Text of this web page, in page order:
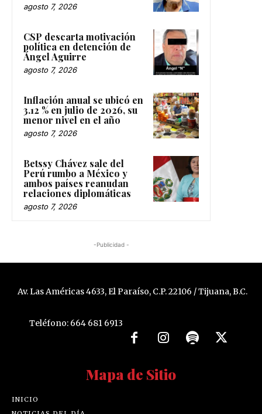
agosto 7, 2026
CSP descarta motivación
política en detención de
Ángel Aguirre
agosto 7, 2026
Inflación anual se ubicó en
3.12 % en julio de 2026, su
menor nivel en el año
agosto 7, 2026
Betssy Chávez sale del
Perú rumbo a México y
ambos países reanudan
relaciones diplomáticas
agosto 7, 2026
-Publicidad -
Av. Las Américas 4633, El Paraíso, C.P. 22106 / Tijuana, B.C.
Teléfono: 664 681 6913
Mapa de Sitio
INICIO